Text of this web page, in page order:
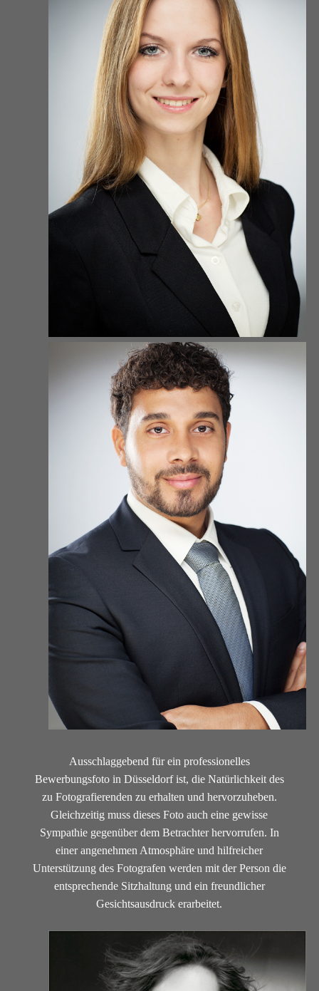
Ausschlaggebend für ein professionelles
Bewerbungsfoto in Düsseldorf ist, die Natürlichkeit des
zu Fotografierenden zu erhalten und hervorzuheben.
Gleichzeitig muss dieses Foto auch eine gewisse
Sympathie gegenüber dem Betrachter hervorrufen. In
einer angenehmen Atmosphäre und hilfreicher
Unterstützung des Fotografen werden mit der Person die
entsprechende Sitzhaltung und ein freundlicher
Gesichtsausdruck erarbeitet.